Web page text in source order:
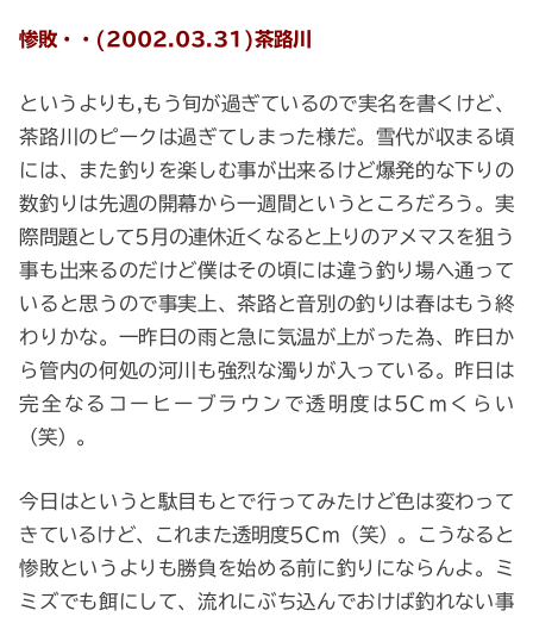
惨敗・・(2002.03.31)茶路川
というよりも,もう旬が過ぎているので実名を書くけど、
茶路川のピークは過ぎてしまった様だ。雪代が収まる頃
には、また釣りを楽しむ事が出来るけど爆発的な下りの
数釣りは先週の開幕から一週間というところだろう。実
際問題として5月の連休近くなると上りのアメマスを狙う
事も出来るのだけど僕はその頃には違う釣り場へ通って
いると思うので事実上、茶路と音別の釣りは春はもう終
わりかな。一昨日の雨と急に気温が上がった為、昨日か
ら管内の何処の河川も強烈な濁りが入っている。昨日は
完全なるコーヒーブラウンで透明度は5Cｍくらい
（笑）。
今日はというと駄目もとで行ってみたけど色は変わって
きているけど、これまた透明度5Cｍ（笑）。こうなると
惨敗というよりも勝負を始める前に釣りにならんよ。ミ
ミズでも餌にして、流れにぶち込んでおけば釣れない事